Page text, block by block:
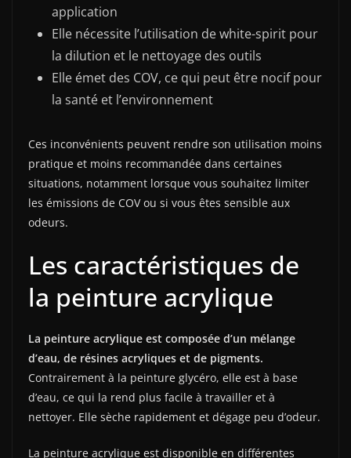
application
Elle nécessite l’utilisation de white-spirit pour
la dilution et le nettoyage des outils
Elle émet des COV, ce qui peut être nocif pour
la santé et l’environnement
Ces inconvénients peuvent rendre son utilisation moins
pratique et moins recommandée dans certaines
situations, notamment lorsque vous souhaitez limiter
les émissions de COV ou si vous êtes sensible aux
odeurs.
Les caractéristiques de
la peinture acrylique
La peinture acrylique est composée d’un mélange
d’eau, de résines acryliques et de pigments.
Contrairement à la peinture glycéro, elle est à base
d’eau, ce qui la rend plus facile à travailler et à
nettoyer. Elle sèche rapidement et dégage peu d’odeur.
La peinture acrylique est disponible en différentes